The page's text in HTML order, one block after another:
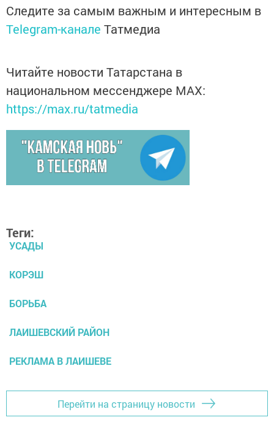
Следите за самым важным и интересным в
Telegram-канале Татмедиа
Читайте новости Татарстана в
национальном мессенджере MАХ:
https://max.ru/tatmedia
Теги:
УСАДЫ
КОРЭШ
БОРЬБА
ЛАИШЕВСКИЙ РАЙОН
РЕКЛАМА В ЛАИШЕВЕ
Перейти на страницу новости